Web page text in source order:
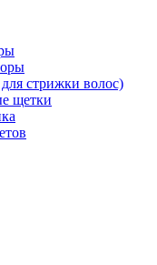
стрижки волос)
щетки